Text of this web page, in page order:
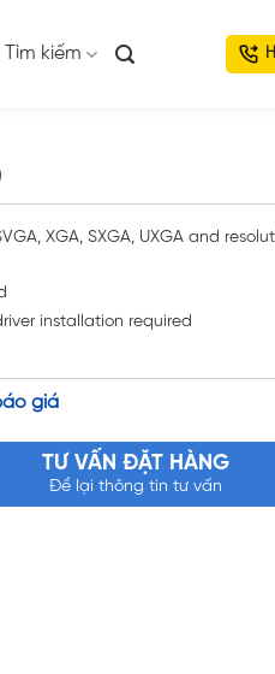
Tìm kiếm
XGA, SXGA, UXGA and
installation required
giá
TƯ VẤN ĐẶT HÀNG
Để lại thông tin tư vấn